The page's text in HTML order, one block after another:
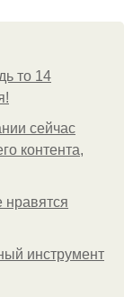
то 14
сейчас
контента,
нравятся
инструмент